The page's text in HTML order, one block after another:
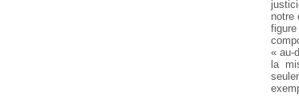
notre
« au-
la